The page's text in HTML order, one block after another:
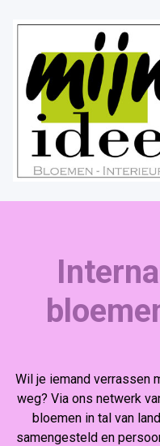
Wil je iemand verrassen
weg? Via ons netwerk
bloemen in tal van
samengesteld en